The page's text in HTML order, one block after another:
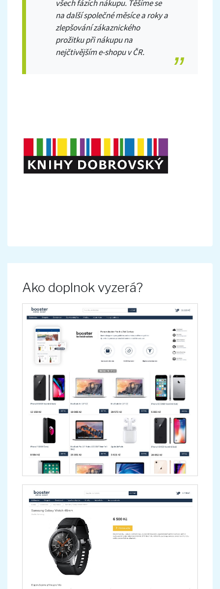
všech fázích nákupu. Těšíme se
na další společné měsíce a roky a
zlepšování zákaznického
prožitku při nákupu na
nejčtivějším e-shopu v ČR.
Ako doplnok vyzerá?